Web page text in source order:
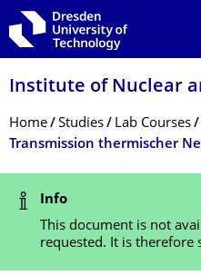
Skip to main navigation
Skip to search
Skip to content
Institute of Nuclear
Breadcrumb Menu
Home Studies Lab Courses
Transmission thermischer
Status Message
Info
This document is not
requested. It is therefore